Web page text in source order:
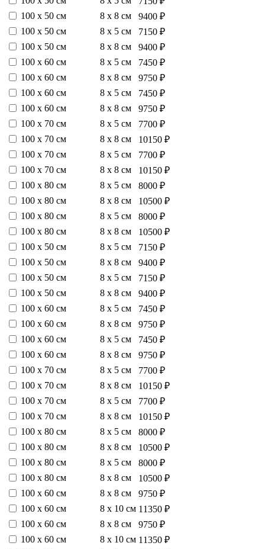
100 х 50 см
8 х 8 см
9400 ₽
100 х 50 см
8 х 5 см
7150 ₽
100 х 50 см
8 х 8 см
9400 ₽
100 х 60 см
8 х 5 см
7450 ₽
100 х 60 см
8 х 8 см
9750 ₽
100 х 60 см
8 х 5 см
7450 ₽
100 х 60 см
8 х 8 см
9750 ₽
100 х 70 см
8 х 5 см
7700 ₽
100 х 70 см
8 х 8 см
10150 ₽
100 х 70 см
8 х 5 см
7700 ₽
100 х 70 см
8 х 8 см
10150 ₽
100 х 80 см
8 х 5 см
8000 ₽
100 х 80 см
8 х 8 см
10500 ₽
100 х 80 см
8 х 5 см
8000 ₽
100 х 80 см
8 х 8 см
10500 ₽
100 х 50 см
8 х 5 см
7150 ₽
100 х 50 см
8 х 8 см
9400 ₽
100 х 50 см
8 х 5 см
7150 ₽
100 х 50 см
8 х 8 см
9400 ₽
100 х 60 см
8 х 5 см
7450 ₽
100 х 60 см
8 х 8 см
9750 ₽
100 х 60 см
8 х 5 см
7450 ₽
100 х 60 см
8 х 8 см
9750 ₽
100 х 70 см
8 х 5 см
7700 ₽
100 х 70 см
8 х 8 см
10150 ₽
100 х 70 см
8 х 5 см
7700 ₽
100 х 70 см
8 х 8 см
10150 ₽
100 х 80 см
8 х 5 см
8000 ₽
100 х 80 см
8 х 8 см
10500 ₽
100 х 80 см
8 х 5 см
8000 ₽
100 х 80 см
8 х 8 см
10500 ₽
100 х 60 см
8 х 8 см
9750 ₽
100 х 60 см
8 х 10 см 11350 ₽
100 х 60 см
8 х 8 см
9750 ₽
100 х 60 см
8 х 10 см 11350 ₽